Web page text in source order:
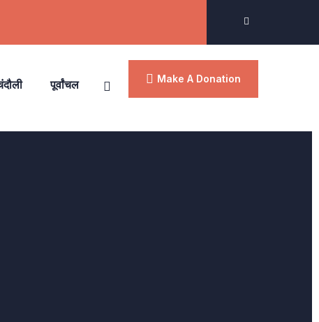
पूर्वांचल Make A Donation